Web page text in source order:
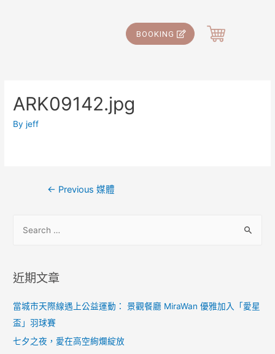
BOOKING
ARK09142.jpg
Byjeff
← Previous 媒體
近期文章
當城市天際線遇上公益運動： 景觀餐廳 MiraWan 優雅加入「愛星
盃」羽球賽
七夕之夜，愛在高空絢爛綻放